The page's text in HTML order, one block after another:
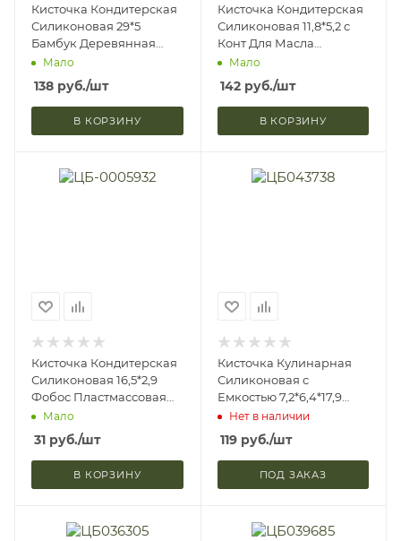
Кисточка Кондитерская
Силиконовая 29*5
Бамбук Деревянная
Ручка Розовая Доляна
1045278 (1/360)
Мало
138 руб./шт
В КОРЗИНУ
Кисточка Кондитерская
Силиконовая 11,8*5,2 с
Конт Для Масла
Прованс Розовый
Дорого Внимание
9671994
Мало
142руб./шт
В КОРЗИНУ
Кисточка Кондитерская
Силиконовая 16,5*2,9
Фобос Пластмассовая
Ручка Микс Доляна
9948266 (1/1200)
Мало
31 руб./шт
В КОРЗИНУ
Кисточка Кулинарная
Силиконовая с
Емкостью 7,2*6,4*17,9
Микс 4519035 (1)
Нет в наличии
119руб./шт
ПОД ЗАКАЗ